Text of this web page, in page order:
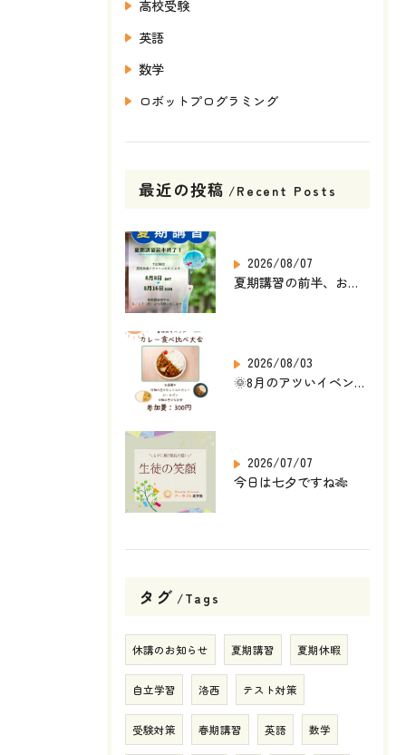
高校受験
英語
数学
ロボットプログラミング
最近の投稿 Recent Posts
2026/08/07
夏期講習の前半、お疲れさまでした🌻
2026/08/03
🌞8月のアツいイベント発表🎉
2026/07/07
今日は七夕ですね🎋
タグ Tags
休講のお知らせ 夏期講習 夏期休暇
自立学習 洛西 テスト対策
受験対策 春期講習 英語 数学